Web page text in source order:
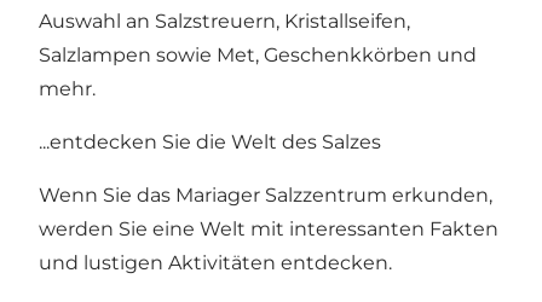
Auswahl an Salzstreuern, Kristallseifen,
Salzlampen sowie Met, Geschenkkörben und
mehr.
...entdecken Sie die Welt des Salzes
Wenn Sie das Mariager Salzzentrum erkunden,
werden Sie eine Welt mit interessanten Fakten
und lustigen Aktivitäten entdecken.